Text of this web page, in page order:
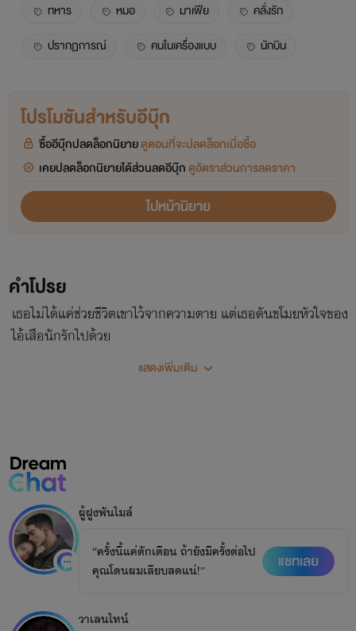
ทหาร หมอ มาเฟีย
คลั่งรัก
ปรากฏการณ์
คนในเครื่องแบบ นักบิน
โปรโมชันสำหรับอีบุ๊ก
ซื้ออีบุ๊กปลดล็อกนิยายดูตอนที่จะปลดล็อกเมื่อซื้อ
เคยปลดล็อกนิยายได้ส่วนลดอีบุ๊ก ดูอัตราส่วนการลดราคา
ไปหน้านิยาย
คำโปรย
เธอไม่ได้แค่ช่วยชีวิตเขาไว้จากความตาย แต่เธอดันขโมยหัวใจของ
ไอ้เสือนักรักไปด้วย
แสดงเพิ่มเติม
ผู้ฝูงพันไมล์
“ครั้งนี้แค่ตักเตือน ถ้ายังมีครั้งต่อไป
คุณโดนผมเสียบสดแน่!”
แชทเลย
วาเลนไทน์